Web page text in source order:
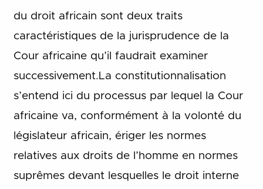
du droit africain sont deux traits
caractéristiques de la jurisprudence de la
Cour africaine qu’il faudrait examiner
successivement.La constitutionnalisation
s’entend ici du processus par lequel la Cour
africaine va, conformément à la volonté du
législateur africain, ériger les normes
relatives aux droits de l’homme en normes
suprêmes devant lesquelles le droit interne